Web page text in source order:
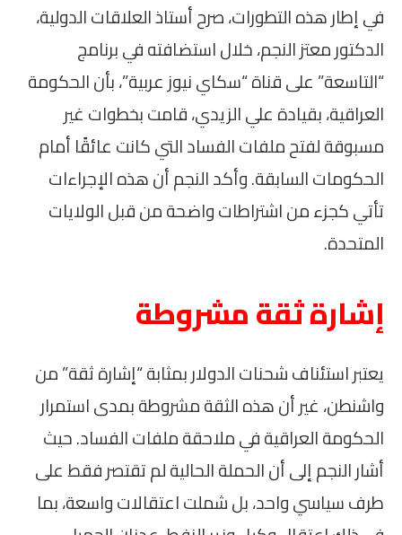
في إطار هذه التطورات، صرح أستاذ العلاقات الدولية،
الدكتور معتز النجم، خلال استضافته في برنامج
“التاسعة” على قناة “سكاي نيوز عربية”، بأن الحكومة
العراقية، بقيادة علي الزيدي، قامت بخطوات غير
مسبوقة لفتح ملفات الفساد التي كانت عائقًا أمام
الحكومات السابقة. وأكد النجم أن هذه الإجراءات
تأتي كجزء من اشتراطات واضحة من قبل الولايات
المتحدة.
إشارة ثقة مشروطة
يعتبر استئناف شحنات الدولار بمثابة “إشارة ثقة” من
واشنطن، غير أن هذه الثقة مشروطة بمدى استمرار
الحكومة العراقية في ملاحقة ملفات الفساد. حيث
أشار النجم إلى أن الحملة الحالية لم تقتصر فقط على
طرف سياسي واحد، بل شملت اعتقالات واسعة، بما